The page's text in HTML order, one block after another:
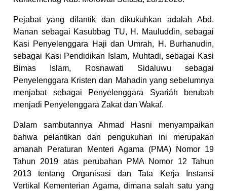
Pejabat yang dilantik dan dikukuhkan adalah Abd.
Manan sebagai Kasubbag TU, H. Mauluddin, sebagai
Kasi Penyelenggara Haji dan Umrah, H. Burhanudin,
sebagai Kasi Pendidikan Islam, Muhtadi, sebagai Kasi
Bimas Islam, Rosnawati Sidaluwu sebagai
Penyelenggara Kristen dan Mahadin yang sebelumnya
menjabat sebagai Penyelenggara Syariáh berubah
menjadi Penyelenggara Zakat dan Wakaf.
Dalam sambutannya Ahmad Hasni menyampaikan
bahwa pelantikan dan pengukuhan ini merupakan
amanah Peraturan Menteri Agama (PMA) Nomor 19
Tahun 2019 atas perubahan PMA Nomor 12 Tahun
2013 tentang Organisasi dan Tata Kerja Instansi
Vertikal Kementerian Agama, dimana salah satu yang